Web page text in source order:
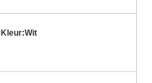
Kleur:Wit